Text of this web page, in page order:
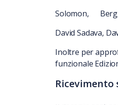
Solomon, Berg,
David Sadava,
Inoltre per
funzionale